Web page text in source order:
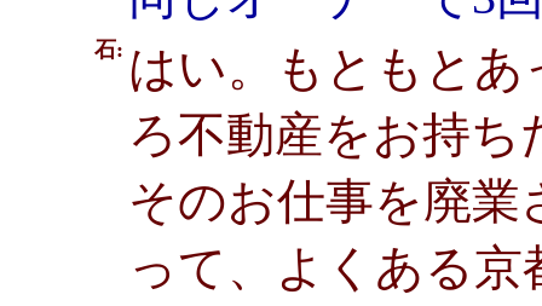
石: はい。もともと
ろ不動産をお持
そのお仕事を廃
って、よくある